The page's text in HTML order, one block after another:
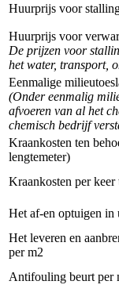
Huurprijs voor
Huurprijs voor
De prijzen voor
het water, transport,
Eenmalige
(Onder eenmalig
afvoeren van al het
chemisch bedrijf
Kraankosten ten
lengtemeter)
Kraankosten per keer
Het af-en optuigen in
Het leveren en
per m2
Antifouling beurt per